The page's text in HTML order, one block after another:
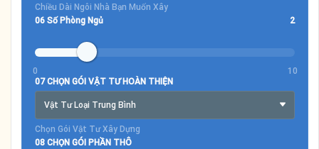
Chiều Dài Ngôi Nhà Bạn Muốn Xây
06 Số Phòng Ngủ
2
0
10
07 CHỌN GÓI VẬT TƯ HOÀN THIỆN
Vật Tư Loại Trung Bình
Chọn Gói Vật Tư Xây Dựng
08 CHỌN GÓI PHẦN THÔ